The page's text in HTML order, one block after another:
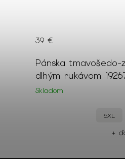
Pánsky bordový
19219
Skladom
45 €
+